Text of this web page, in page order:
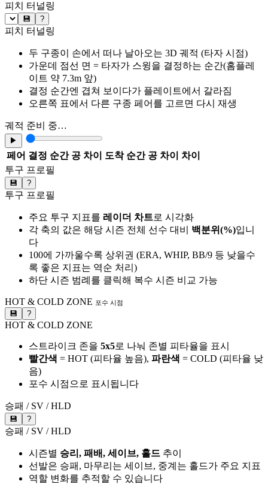
피치 터널링
💾 ?
피치 터널링
두 구종이 손에서 떠나 날아오는 3D 궤적 (타자 시점)
가운데 점선 면 = 타자가 스윙을 결정하는 순간(홈플레
이트 약 7.3m 앞)
결정 순간엔 겹쳐 보이다가 플레이트에서 갈라짐
오른쪽 표에서 다른 구종 페어를 고르면 다시 재생
궤적 준비 중…
▶
페어 결정 순간 공 차이 도착 순간 공 차이
차이
투구 프로필
💾 ?
투구 프로필
주요 투구 지표를 레이더 차트로 시각화
각 축의 값은 해당 시즌 전체 선수 대비 백분위(%)입니
다
100에 가까울수록 상위권 (ERA, WHIP, BB/9 등 낮을수
록 좋은 지표는 역순 처리)
하단 시즌 범례를 클릭해 복수 시즌 비교 가능
HOT & COLD ZONE 포수 시점
💾 ?
HOT & COLD ZONE
스트라이크 존을 5x5로 나눠 존별 피타율을 표시
빨간색 = HOT (피타율 높음), 파란색 = COLD (피타율 낮
음)
포수 시점으로 표시됩니다
승패 / SV / HLD
💾 ?
승패 / SV / HLD
시즌별 승리, 패배, 세이브, 홀드 추이
선발은 승패, 마무리는 세이브, 중계는 홀드가 주요 지표
역할 변화를 추적할 수 있습니다